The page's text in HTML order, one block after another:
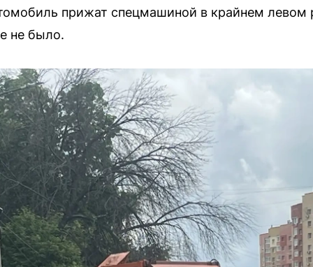
прижат спецмашиной в крайнем левом
не было.